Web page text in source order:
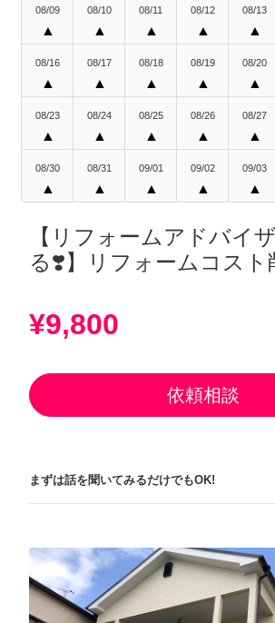
08/09
▲
08/10
▲
08/11
▲
08/12
▲
08/13
▲
08/16
▲
08/17
▲
08/18
▲
08/19
▲
08/20
▲
08/23
▲
08/24
▲
08/25
▲
08/26
▲
08/27
▲
08/30
▲
08/31
▲
09/01
▲
09/02
▲
09/03
▲
【リフォームアドバイ
る❣️】リフォームコスト
¥9,800
依頼相談
まずは話を聞いてみるだけでもOK!